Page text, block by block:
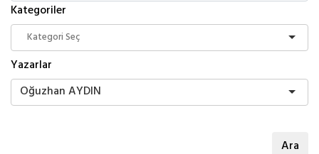
Kategoriler
Yazarlar
Oğuzhan AYDIN
Ara